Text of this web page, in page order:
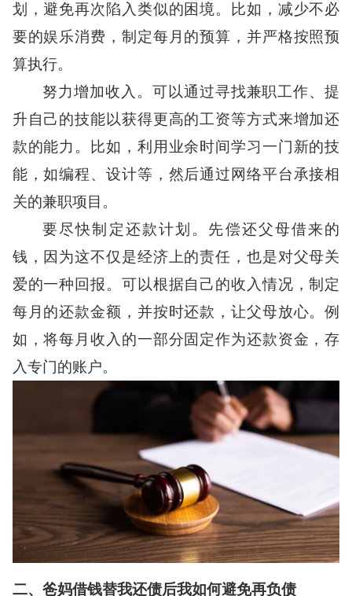
划，避免再次陷入类似的困境。比如，减少不必
要的娱乐消费，制定每月的预算，并严格按照预
算执行。
努力增加收入。可以通过寻找兼职工作、提
升自己的技能以获得更高的工资等方式来增加还
款的能力。比如，利用业余时间学习一门新的技
能，如编程、设计等，然后通过网络平台承接相
关的兼职项目。
要尽快制定还款计划。先偿还父母借来的
钱，因为这不仅是经济上的责任，也是对父母关
爱的一种回报。可以根据自己的收入情况，制定
每月的还款金额，并按时还款，让父母放心。例
如，将每月收入的一部分固定作为还款资金，存
入专门的账户。
二、爸妈借钱替我还债后我如何避免再负债